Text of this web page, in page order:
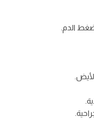
الدم.